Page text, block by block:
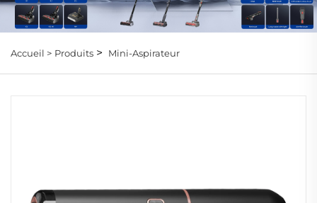
Accueil > Produits > Mini-Aspirateur